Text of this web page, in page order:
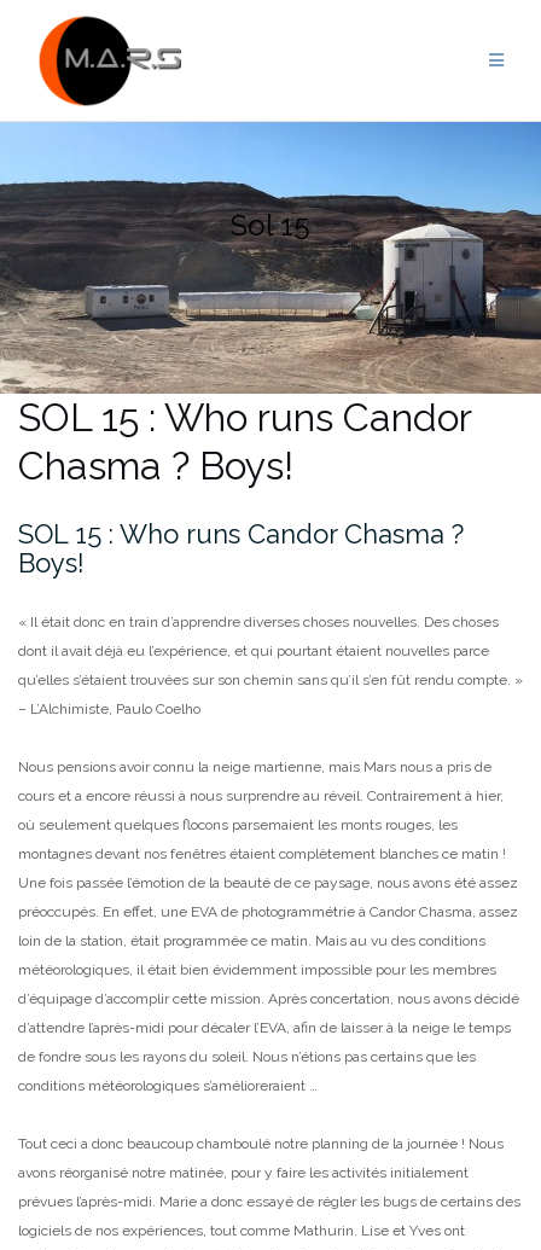
content
Sol 15
SOL 15 : Who runs Candor
Chasma ? Boys!
SOL 15 : Who runs Candor Chasma ?
Boys!
« Il était donc en train d’apprendre diverses choses nouvelles. Des choses
dont il avait déjà eu l’expérience, et qui pourtant étaient nouvelles parce
qu’elles s’étaient trouvées sur son chemin sans qu’il s’en fût rendu compte. »
– L’Alchimiste, Paulo Coelho
Nous pensions avoir connu la neige martienne, mais Mars nous a pris de
cours et a encore réussi à nous surprendre au réveil. Contrairement à hier,
où seulement quelques flocons parsemaient les monts rouges, les
montagnes devant nos fenêtres étaient complètement blanches ce matin !
Une fois passée l’émotion de la beauté de ce paysage, nous avons été assez
préoccupés. En effet, une EVA de photogrammétrie à Candor Chasma, assez
loin de la station, était programmée ce matin. Mais au vu des conditions
météorologiques, il était bien évidemment impossible pour les membres
d’équipage d’accomplir cette mission. Après concertation, nous avons décidé
d’attendre l’après-midi pour décaler l’EVA, afin de laisser à la neige le temps
de fondre sous les rayons du soleil. Nous n’étions pas certains que les
conditions météorologiques s’amélioreraient …
Tout ceci a donc beaucoup chamboulé notre planning de la journée ! Nous
avons réorganisé notre matinée, pour y faire les activités initialement
prévues l’après-midi. Marie a donc essayé de régler les bugs de certains des
logiciels de nos expériences, tout comme Mathurin. Lise et Yves ont